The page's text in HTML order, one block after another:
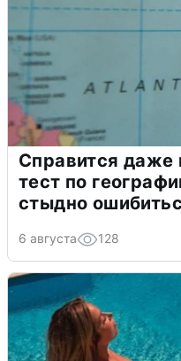
Справится даже
тест по
стыдно
6 августа 128